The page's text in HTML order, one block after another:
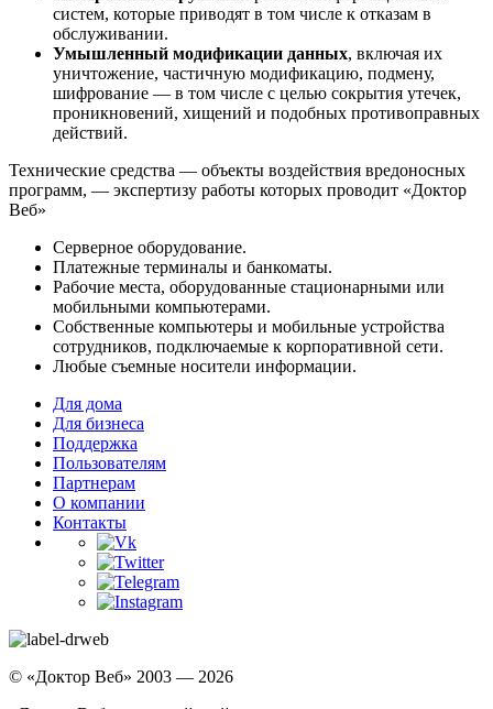
систем, которые приводят в том числе к отказам в
обслуживании.
Умышленный модификации данных, включая их
уничтожение, частичную модификацию, подмену,
шифрование — в том числе с целью сокрытия утечек,
проникновений, хищений и подобных противоправных
действий.
Технические средства — объекты воздействия вредоносных
программ, — экспертизу работы которых проводит «Доктор
Веб»
Серверное оборудование.
Платежные терминалы и банкоматы.
Рабочие места, оборудованные стационарными или
мобильными компьютерами.
Собственные компьютеры и мобильные устройства
сотрудников, подключаемые к корпоративной сети.
Любые съемные носители информации.
Для дома
Для бизнеса
Поддержка
Пользователям
Партнерам
О компании
Контакты
© «Доктор Веб» 2003 — 2026